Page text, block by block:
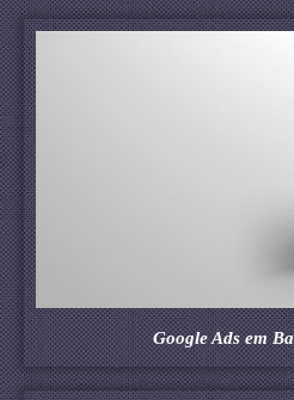
Google Ads em